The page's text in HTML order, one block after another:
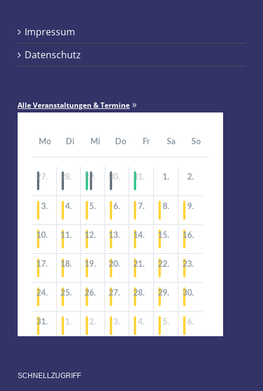
Impressum
Datenschutz
Alle Veranstaltungen & Termine »
SCHNELLZUGRIFF